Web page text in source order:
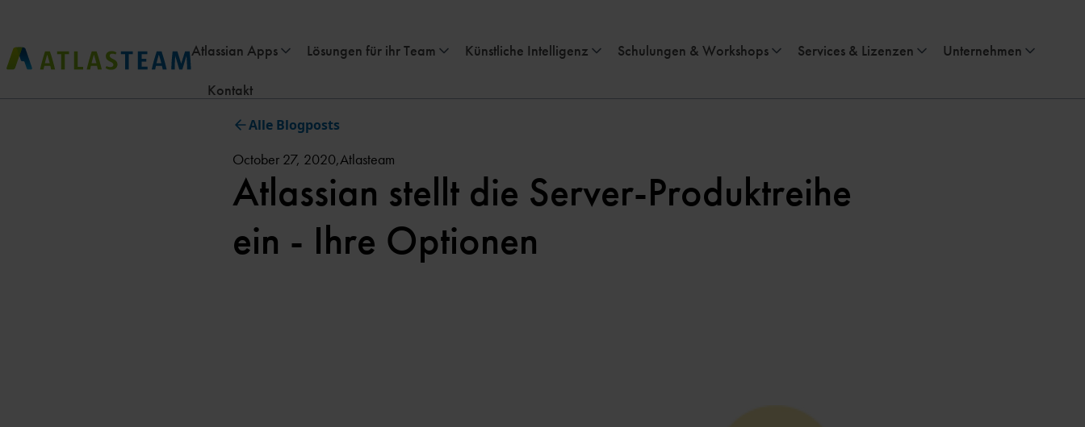
Atlassian Apps Lösungen für ihr Team Künstliche Intelligenz Schulungen & Workshops Services & Lizenzen Unternehmen
Kontakt
Alle Blogposts
October 27, 2020,Atlasteam
Atlassian stellt die Server-Produktreihe
ein - Ihre Optionen